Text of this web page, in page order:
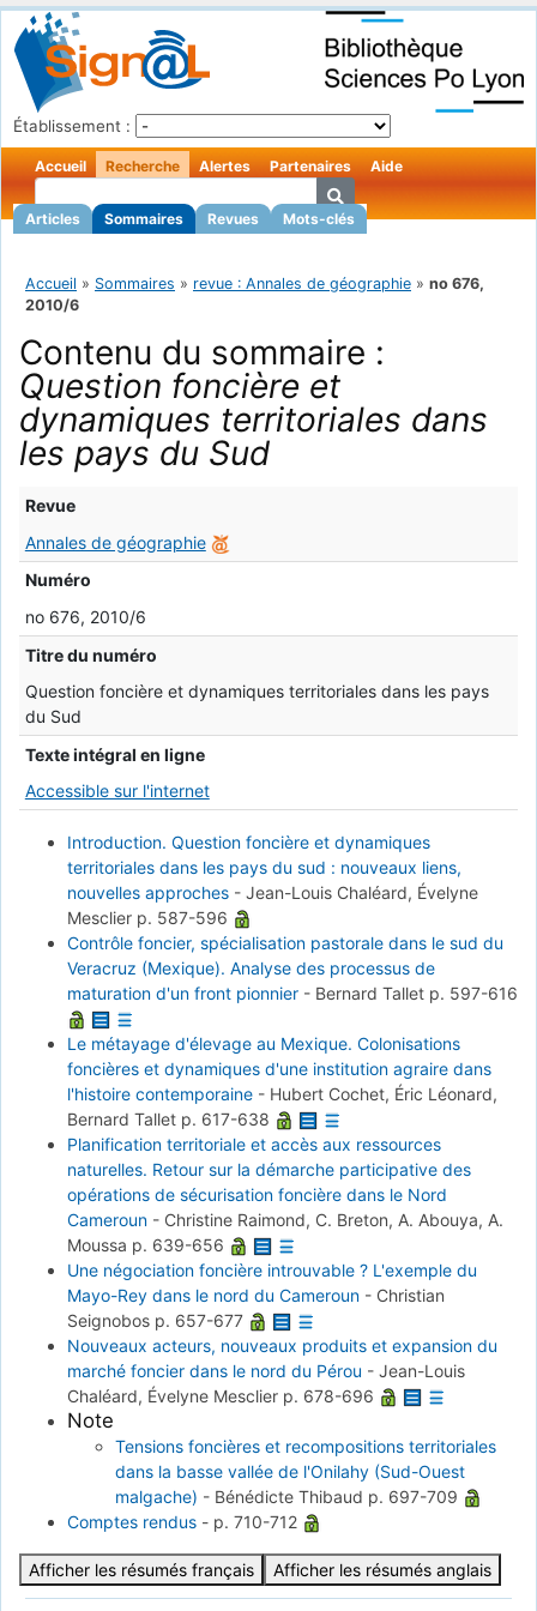
Établissement :
Accueil Recherche
Articles Sommaires Revues Mots-clés
Alertes Partenaires Aide
Accueil » Sommaires » revue : Annales de géographie » no 676,
2010/6
Contenu du sommaire :
Question foncière et
dynamiques territoriales dans
les pays du Sud
Revue
Annales de géographie
Numéro
no 676, 2010/6
Titre du numéro
Question foncière et dynamiques territoriales dans les pays
du Sud
Texte intégral en ligne
Accessible sur l'internet
Introduction. Question foncière et dynamiques
territoriales dans les pays du sud : nouveaux liens,
nouvelles approches - Jean-Louis Chaléard, Évelyne
Mesclier p. 587-596
Contrôle foncier, spécialisation pastorale dans le sud du
Veracruz (Mexique). Analyse des processus de
maturation d'un front pionnier - Bernard Tallet p. 597-616
Le métayage d'élevage au Mexique. Colonisations
foncières et dynamiques d'une institution agraire dans
l'histoire contemporaine - Hubert Cochet, Éric Léonard,
Bernard Tallet p. 617-638
Planification territoriale et accès aux ressources
naturelles. Retour sur la démarche participative des
opérations de sécurisation foncière dans le Nord
Cameroun - Christine Raimond, C. Breton, A. Abouya, A.
Moussa p. 639-656
Une négociation foncière introuvable ? L'exemple du
Mayo-Rey dans le nord du Cameroun - Christian
Seignobos p. 657-677
Nouveaux acteurs, nouveaux produits et expansion du
marché foncier dans le nord du Pérou - Jean-Louis
Chaléard, Évelyne Mesclier p. 678-696
Note
Tensions foncières et recompositions territoriales
dans la basse vallée de l'Onilahy (Sud-Ouest
malgache) - Bénédicte Thibaud p. 697-709
Comptes rendus - p. 710-712
Afficher les résumés français Afficher les résumés anglais